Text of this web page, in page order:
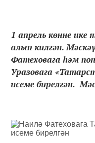
1 апрель көнне
алып килгән.
Фатеховага һәм
Уразовага
исеме бирелгән.